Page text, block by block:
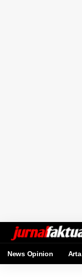
News Opinion Arta